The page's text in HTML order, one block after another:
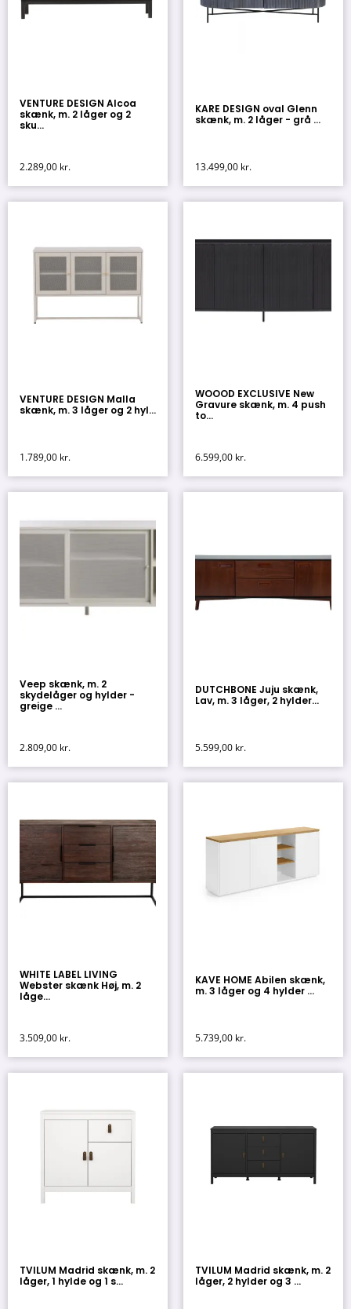
VENTURE DESIGN Alcoa
skænk, m. 2 låger og 2
sku...
2.289,00 kr.
KARE DESIGN oval Glenn
skænk, m. 2 låger - grå ...
13.499,00 kr.
VENTURE DESIGN Malla
skænk, m. 3 låger og 2 hyl...
1.789,00 kr.
WOOOD EXCLUSIVE New
Gravure skænk, m. 4 push
to...
6.599,00 kr.
Veep skænk, m. 2
skydelåger og hylder -
greige ...
2.809,00 kr.
DUTCHBONE Juju skænk,
Lav, m. 3 låger, 2 hylder...
5.599,00 kr.
WHITE LABEL LIVING
Webster skænk Høj, m. 2
låge...
3.509,00 kr.
KAVE HOME Abilen skænk,
m. 3 låger og 4 hylder ...
5.739,00 kr.
TVILUM Madrid skænk, m. 2
låger, 1 hylde og 1 s...
TVILUM Madrid skænk, m. 2
låger, 2 hylder og 3 ...